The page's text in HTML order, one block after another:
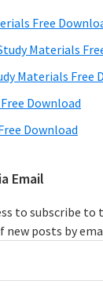
Free
Materials
Materials Free
Download
Download
Email
to subscribe to
posts by